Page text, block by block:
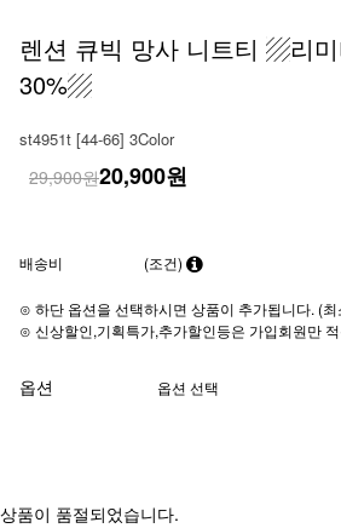
렌션 큐빅 망사 니트티 ▨리
30%▨
st4951t [44-66] 3Color
29,900원20,900원
배송비 (조건)
⊙ 하단 옵션을 선택하시면 상품이 추가됩니다. (
⊙ 신상할인,기획특가,추가할인등은 가입회원만
옵션
상품이 품절되었습니다.